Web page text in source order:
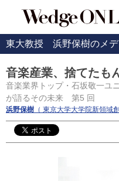
東大教授 浜野保樹のメデ
音楽産業、捨てたも
音楽業界トップ・石坂敬一ユ
が語るその未来 第5 回
浜野保樹 （ 東京大学大学院新領域